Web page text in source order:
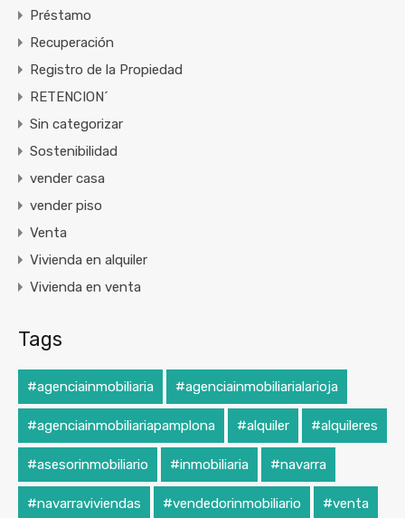
Préstamo
Recuperación
Registro de la Propiedad
RETENCION´
Sin categorizar
Sostenibilidad
vender casa
vender piso
Venta
Vivienda en alquiler
Vivienda en venta
Tags
#agenciainmobiliaria #agenciainmobiliarialarioja
#agenciainmobiliariapamplona #alquiler #alquileres
#asesorinmobiliario #inmobiliaria #navarra
#navarraviviendas #vendedorinmobiliario #venta